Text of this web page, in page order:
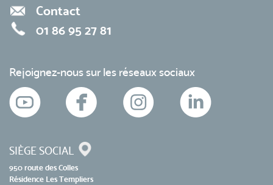
Contact
01 86 95 27 81
Rejoignez-nous sur les réseaux sociaux
SIÈGE SOCIAL
950 route des Colles
Résidence Les Templiers